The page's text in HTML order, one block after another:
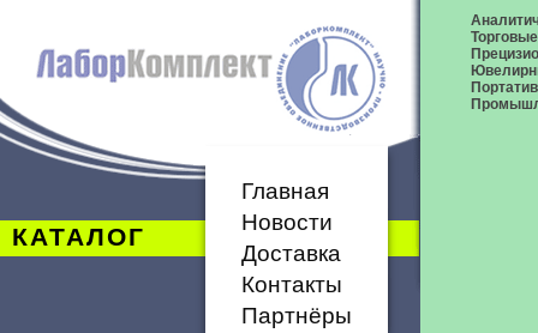
КАТАЛОГ
Главная
Новости
Доставка
Контакты
Партнёры